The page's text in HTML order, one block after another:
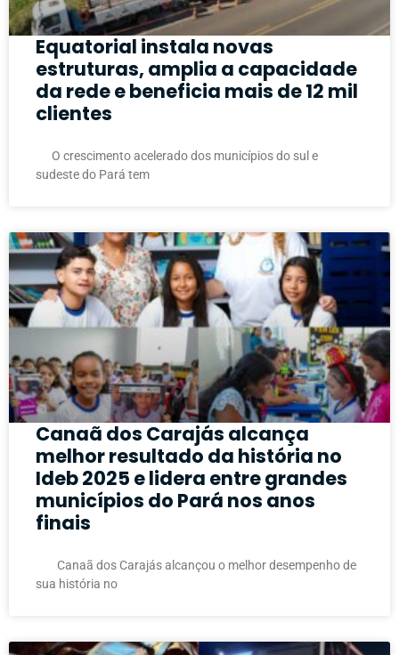
Equatorial instala novas
estruturas, amplia a capacidade
da rede e beneficia mais de 12 mil
clientes
O crescimento acelerado dos municípios do sul e
sudeste do Pará tem
Canaã dos Carajás alcança
melhor resultado da história no
Ideb 2025 e lidera entre grandes
municípios do Pará nos anos
finais
Canaã dos Carajás alcançou o melhor desempenho de
sua história no